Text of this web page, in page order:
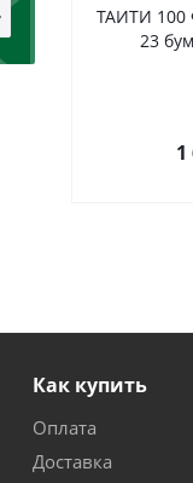
ТАИТИ 100
23
1
Как купить
Оплата
Доставка